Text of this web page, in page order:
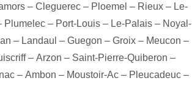
– Cleguerec– Ploemel – Rieux– Le-
Plumelec– Port-Louis– Le-Palais– Noyal-
– Landaul – Guegon – Groix – Meucon –
– Arzon – Saint-Pierre-Quiberon –
– Ambon – Moustoir-Ac – Pleucadeuc –